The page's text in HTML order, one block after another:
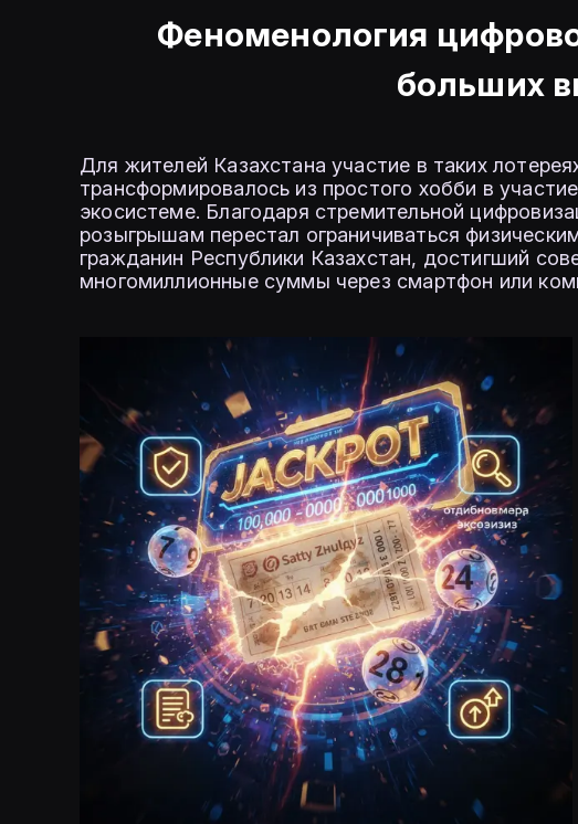
Феноменология
больших
Для жителей Казахстана участие в таких
трансформировалось из простого хобби в
экосистеме. Благодаря стремительной
розыгрышам перестал ограничиваться
гражданин Республики Казахстан, достигший
многомиллионные суммы через смартфон или